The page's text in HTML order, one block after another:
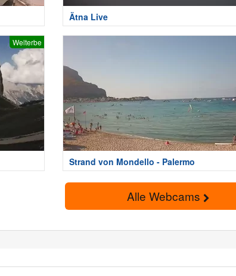
Ätna Live
Welterbe
Strand von Mondello - Palermo
Alle Webcams